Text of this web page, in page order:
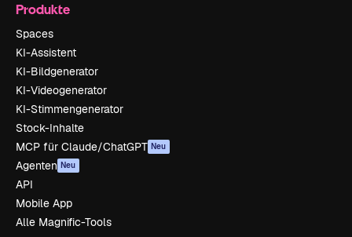
Produkte
Spaces
KI-Assistent
KI-Bildgenerator
KI-Videogenerator
KI-Stimmengenerator
Stock-Inhalte
MCP für Claude/ChatGPT Neu
Agenten Neu
API
Mobile App
Alle Magnific-Tools